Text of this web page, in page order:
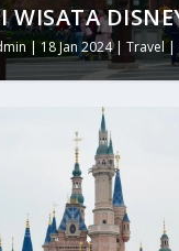
WISATA
|18 Jan 2024|Travel|